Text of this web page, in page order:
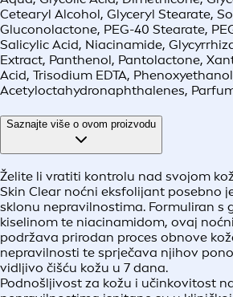
Cetearyl Alcohol, Glyceryl Stearate,
Gluconolactone, PEG-40 Stearate,
Salicylic Acid, Niacinamide,
Extract, Panthenol, Pantolactone,
Acid, Trisodium EDTA,
Acetyloctahydronaphthalenes,
Saznajte više o ovom proizvodu
Želite li vratiti kontrolu nad svojom
Skin Clear noćni eksfolijant posebno
sklonu nepravilnostima. Formuliran s
kiselinom te niacinamidom, ovaj
podržava prirodan proces obnove
nepravilnosti te sprječava njihov
vidljivo čišću kožu u 7 dana.
Podnošljivost za kožu i učinkovitost